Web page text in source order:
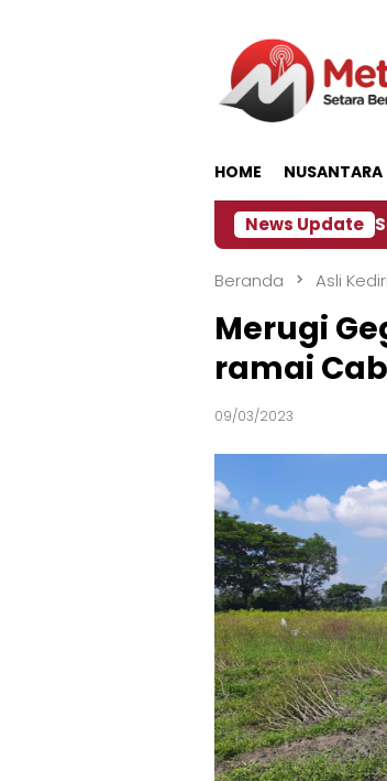
HOME NUSANTARA
News Update
Dampak El Nino, Sejumlah
Beranda Asli Kediri
Merugi
ramai
09/03/2023